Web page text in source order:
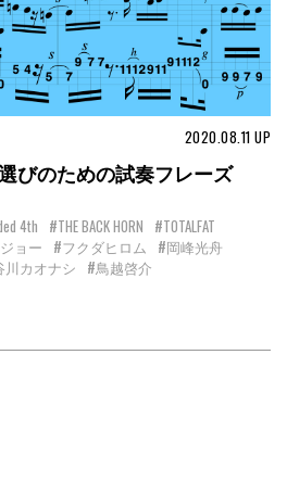
2020.08.11 UP
びのための試奏フレーズ
4th #THE BACK HORN #TOTALFAT
ョー #フクダヒロム
#岡峰光舟
川カオナシ #鳥越啓介